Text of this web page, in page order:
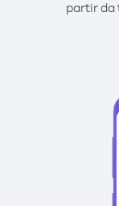
partir da